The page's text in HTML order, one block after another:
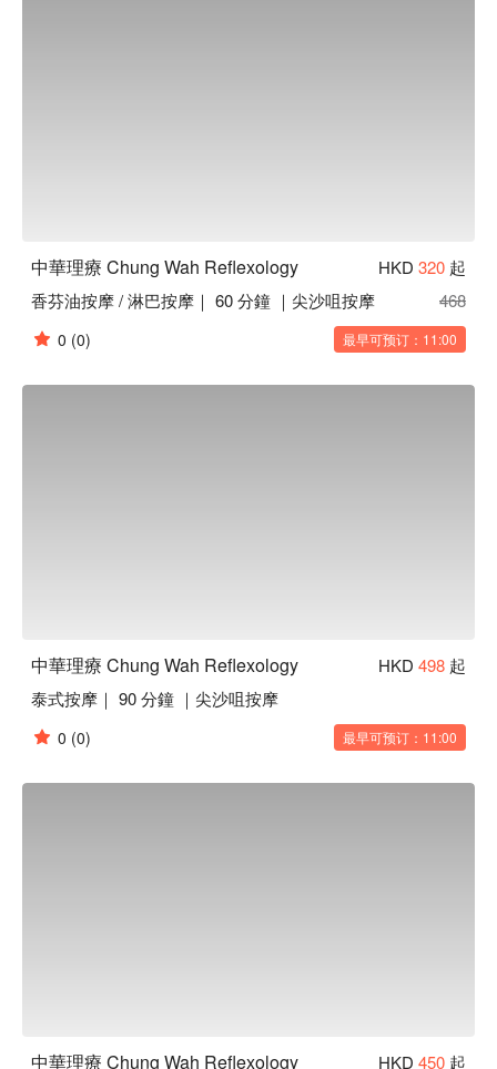
中華理療 Chung Wah Reflexology HKD 320 起
香芬油按摩 / 淋巴按摩｜ 60 分鐘 ｜尖沙咀按摩
468
0 (0) 最早可预订：11:00
中華理療 Chung Wah Reflexology HKD 498 起
泰式按摩｜ 90 分鐘 ｜尖沙咀按摩
0 (0) 最早可预订：11:00
中華理療 Chung Wah Reflexology HKD 450 起